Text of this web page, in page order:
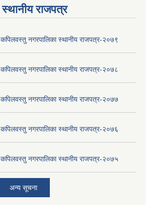
स्थानीय राजपत्र
कपिलवस्तु नगरपालिका स्थानीय राजपत्र-२०७९
कपिलवस्तु नगरपालिका स्थानीय राजपत्र-२०७८
कपिलवस्तु नगरपालिका स्थानीय राजपत्र-२०७७
कपिलवस्तु नगरपालिका स्थानीय राजपत्र-२०७६
कपिलवस्तु नगरपालिका स्थानीय राजपत्र-२०७५
अन्य सूचना